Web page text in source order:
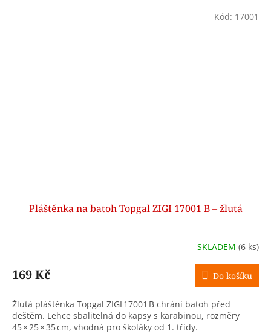
Pláštěnka na batoh Topgal ZIGI 17001 B – žlutá
SKLADEM (6 ks)
169 Kč Do košíku
Žlutá pláštěnka Topgal ZIGI 17001 B chrání batoh před
deštěm. Lehce sbalitelná do kapsy s karabinou, rozměry
45 × 25 × 35 cm, vhodná pro školáky od 1. třídy.
Kód: 17001